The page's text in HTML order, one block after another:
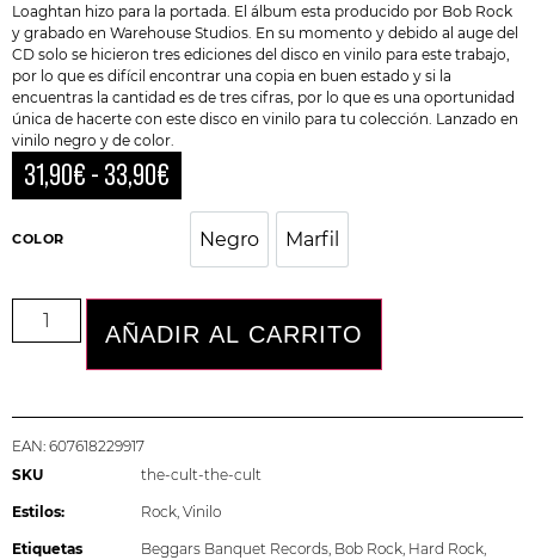
Loaghtan hizo para la portada. El álbum esta producido por Bob Rock
y grabado en Warehouse Studios. En su momento y debido al auge del
CD solo se hicieron tres ediciones del disco en vinilo para este trabajo,
por lo que es difícil encontrar una copia en buen estado y si la
encuentras la cantidad es de tres cifras, por lo que es una oportunidad
única de hacerte con este disco en vinilo para tu colección. Lanzado en
vinilo negro y de color.
31,90€ - 33,90€
COLOR Negro
Negro Marfil
Marfil
AÑADIR AL CARRITO
EAN: 607618229917
SKU
the-cult-the-cult
Estilos: Rock, Vinilo
Etiquetas Beggars Banquet Records, Bob Rock, Hard Rock,